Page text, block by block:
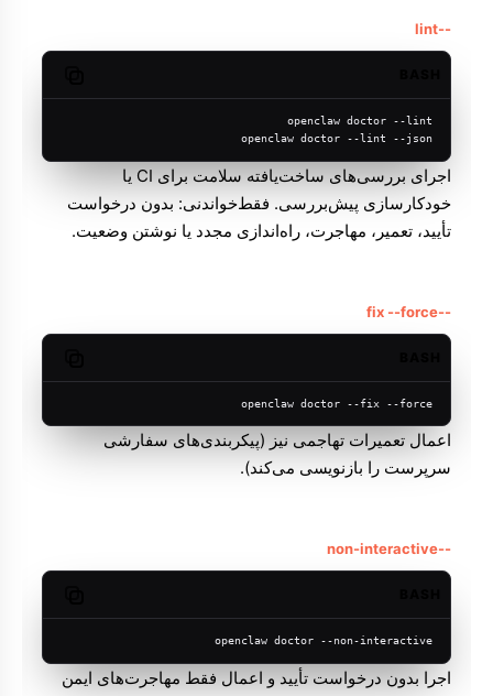
--lint
openclaw doctor --lint
openclaw doctor --lint --json
اجرای بررسی‌های ساخت‌یافته سلامت برای CI یا
خودکارسازی پیش‌بررسی. فقط‌خواندنی: بدون درخواست
تأیید، تعمیر، مهاجرت، راه‌اندازی مجدد یا نوشتن وضعیت.
--fix --force
openclaw doctor --fix --force
اعمال تعمیرات تهاجمی نیز (پیکربندی‌های سفارشی
سرپرست را بازنویسی می‌کند).
--non-interactive
openclaw doctor --non-interactive
اجرا بدون درخواست تأیید و اعمال فقط مهاجرت‌های ایمن